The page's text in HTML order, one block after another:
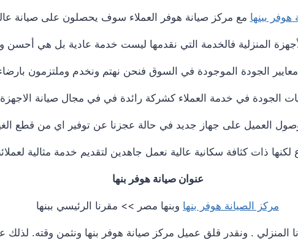
ببنها مع مركز صيانة هوفر العملاء سوف يحصلون على صيانة
المنزلية فالخدمة التي نقدمها ليست خدمة عادية بل هي أحسن
الجودة الموجودة في السوق فنحن نهتم ونخدم وملتزمون بارضاء
الجودة في خدمة العملاء كشركة رائدة في في مجال صيانة الاجهزة
العميل على جهاز جديد في حالة عجزنا عن توفير اي من قطع
ذات كثافة سكانية عالية نعمل جاهدين لتقديم خدمة مثالية
عنوان صيانة هوفر بنها
مركز الصيانة هوفر بنها وبنها مصر >> مقرنا الرئيسي ببنها
. ونقدر قلق عميل مركز صيانة هوفر بنها ونثمن وقته. لذلك